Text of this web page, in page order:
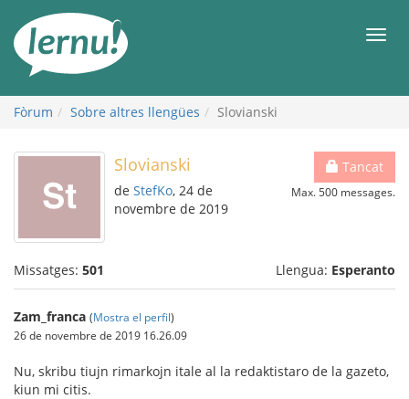
contingut
Fòrum Sobre altres llengües Slovianski
Tancat
Max. 500 messages.
Slovianski
de StefKo, 24 de
novembre de 2019
Missatges: 501 Llengua: Esperanto
Zam_franca (Mostra el perfil)
26 de novembre de 2019 16.26.09
Nu, skribu tiujn rimarkojn itale al la redaktistaro de la gazeto,
kiun mi citis.